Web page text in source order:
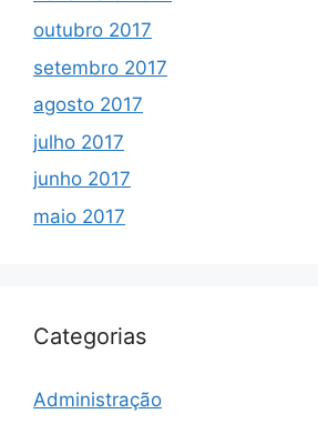
outubro 2017
setembro 2017
agosto 2017
julho 2017
junho 2017
maio 2017
Categorias
Administração